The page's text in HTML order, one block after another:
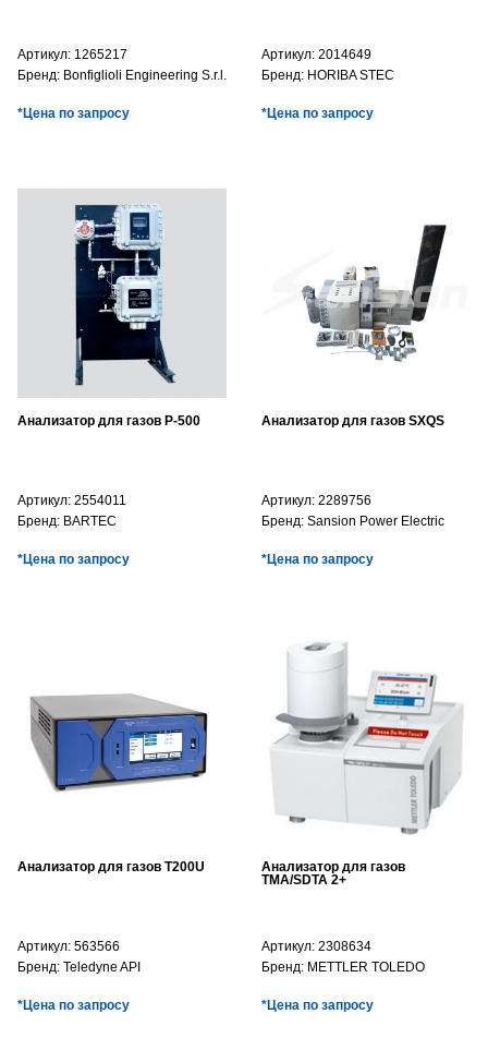
Артикул: 1265217
Бренд: Bonfiglioli Engineering S.r.l.
*Цена по запросу
Артикул: 2014649
Бренд: HORIBA STEC
*Цена по запросу
Анализатор для газов P-500
Артикул: 2554011
Бренд: BARTEC
*Цена по запросу
Анализатор для газов SXQS
Артикул: 2289756
Бренд: Sansion Power Electric
*Цена по запросу
Анализатор для газов T200U
Артикул: 563566
Бренд: Teledyne API
*Цена по запросу
Анализатор для газов
TMA/SDTA 2+
Артикул: 2308634
Бренд: METTLER TOLEDO
*Цена по запросу